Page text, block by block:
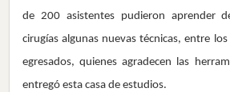
de 200 asistentes pudieron aprender
cirugías algunas nuevas técnicas, entre
egresados, quienes agradecen las
entregó esta casa de estudios.